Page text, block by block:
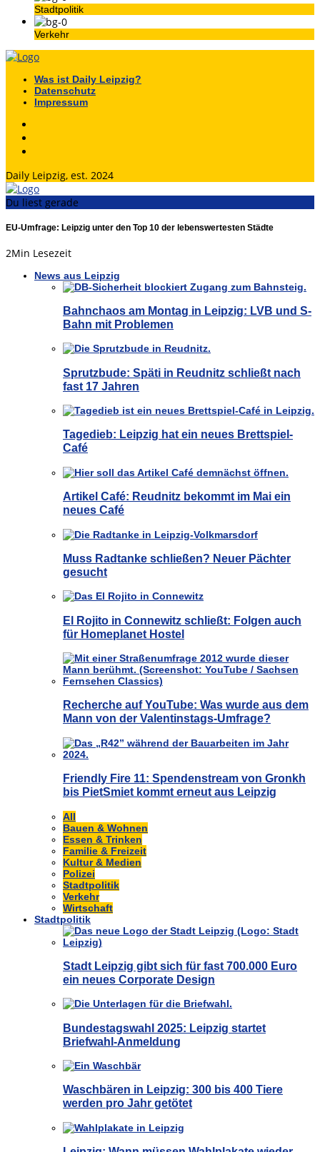
Stadtpolitik
Verkehr
Was ist Daily Leipzig?
Datenschutz
Impressum
Daily Leipzig, est. 2024
Du liest gerade
EU-Umfrage: Leipzig unter den Top 10 der lebenswertesten Städte
2Min Lesezeit
News aus Leipzig
Bahnchaos am Montag in Leipzig: LVB und S-
Bahn mit Problemen
Sprutzbude: Späti in Reudnitz schließt nach
fast 17 Jahren
Tagedieb: Leipzig hat ein neues Brettspiel-
Café
Artikel Café: Reudnitz bekommt im Mai ein
neues Café
Muss Radtanke schließen? Neuer Pächter
gesucht
El Rojito in Connewitz schließt: Folgen auch
für Homeplanet Hostel
Recherche auf YouTube: Was wurde aus dem
Mann von der Valentinstags-Umfrage?
Friendly Fire 11: Spendenstream von Gronkh
bis PietSmiet kommt erneut aus Leipzig
All
Bauen & Wohnen
Essen & Trinken
Familie & Freizeit
Kultur & Medien
Polizei
Stadtpolitik
Verkehr
Wirtschaft
Stadtpolitik
Stadt Leipzig gibt sich für fast 700.000 Euro
ein neues Corporate Design
Bundestagswahl 2025: Leipzig startet
Briefwahl-Anmeldung
Waschbären in Leipzig: 300 bis 400 Tiere
werden pro Jahr getötet